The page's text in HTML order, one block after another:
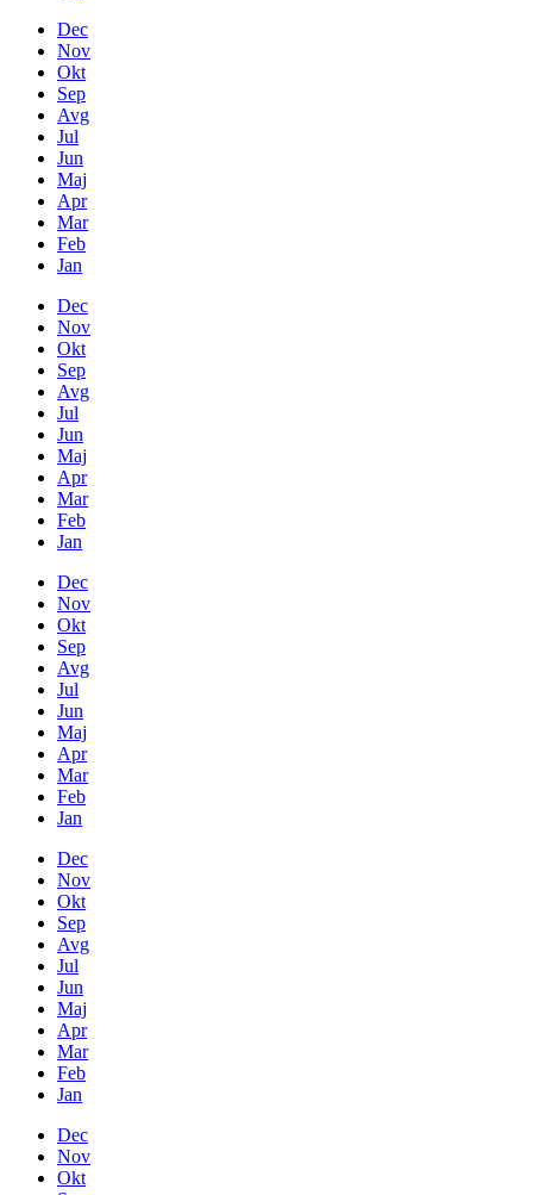
Dec
Nov
Okt
Sep
Avg
Jul
Jun
Maj
Apr
Mar
Feb
Jan
Dec
Nov
Okt
Sep
Avg
Jul
Jun
Maj
Apr
Mar
Feb
Jan
Dec
Nov
Okt
Sep
Avg
Jul
Jun
Maj
Apr
Mar
Feb
Jan
Dec
Nov
Okt
Sep
Avg
Jul
Jun
Maj
Apr
Mar
Feb
Jan
Dec
Nov
Okt